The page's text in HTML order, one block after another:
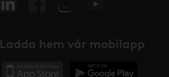
Ladda hem vår mobilapp